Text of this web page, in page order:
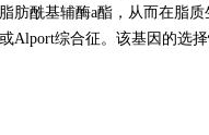
肪酰基辅酶a酯，从而在脂
Alport综合征。该基因的选